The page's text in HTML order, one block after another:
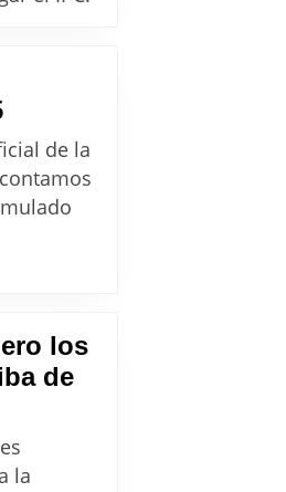
llegar
el
IPC
El
INDEC
confirmó
la
de la
los
de
la